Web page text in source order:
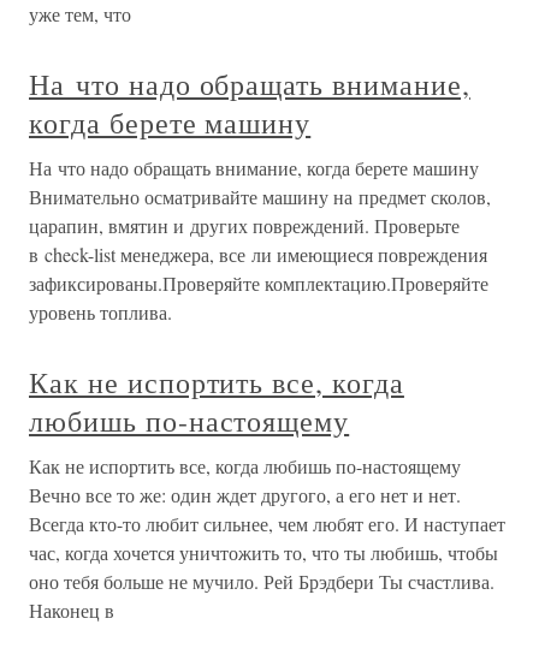
уже тем, что
На что надо обращать внимание,
когда берете машину
На что надо обращать внимание, когда берете машину
Внимательно осматривайте машину на предмет сколов,
царапин, вмятин и других повреждений. Проверьте
в check-list менеджера, все ли имеющиеся повреждения
зафиксированы.Проверяйте комплектацию.Проверяйте
уровень топлива.
Как не испортить все, когда
любишь по-настоящему
Как не испортить все, когда любишь по-настоящему
Вечно все то же: один ждет другого, а его нет и нет.
Всегда кто-то любит сильнее, чем любят его. И наступает
час, когда хочется уничтожить то, что ты любишь, чтобы
оно тебя больше не мучило. Рей Брэдбери Ты счастлива.
Наконец в